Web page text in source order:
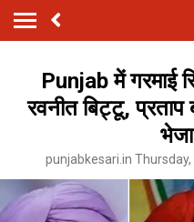
Punjab में गरमाई
रवनीत बिट्टू, प्रताप
punjabkesari.in